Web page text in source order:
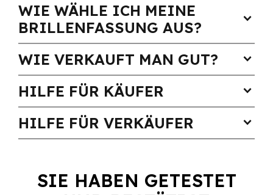
WIE WÄHLE ICH MEINE
BRILLENFASSUNG AUS?
expand_more
WIE VERKAUFT MAN GUT? expand_more
HILFE FÜR KÄUFER expand_more
HILFE FÜR VERKÄUFER expand_more
SIE HABEN GETESTET